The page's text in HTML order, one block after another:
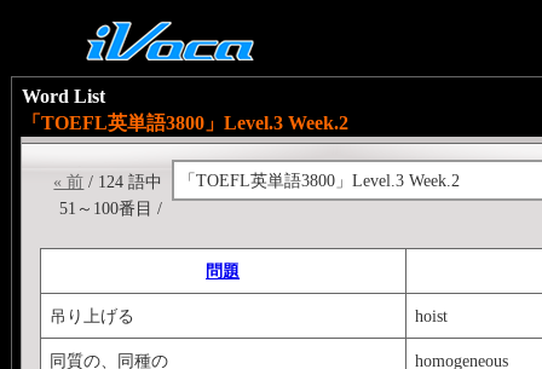
Word List
「TOEFL英単語3800」Level.3 Week.2
「TOEFL英単語3800」Level.3 Week.2
« 前 / 124 語中
51～100番目 /
問題
吊り上げる hoist
同質の、同種の homogeneous